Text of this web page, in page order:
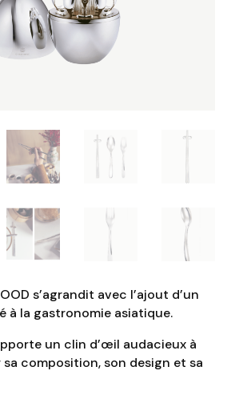
s’agrandit avec l’ajout d’un
à la gastronomie asiatique.
un clin d’œil audacieux à
sa composition, son design et sa